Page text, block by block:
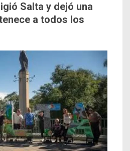
Salta y dejó una
a todos los